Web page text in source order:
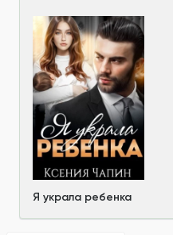
Я украла ребенка